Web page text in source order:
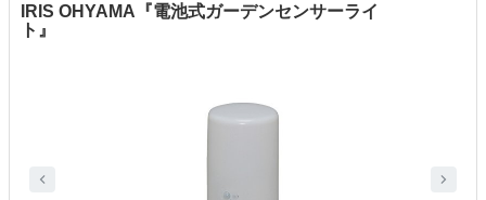
IRIS OHYAMA『電池式ガーデンセンサーライ
ト』